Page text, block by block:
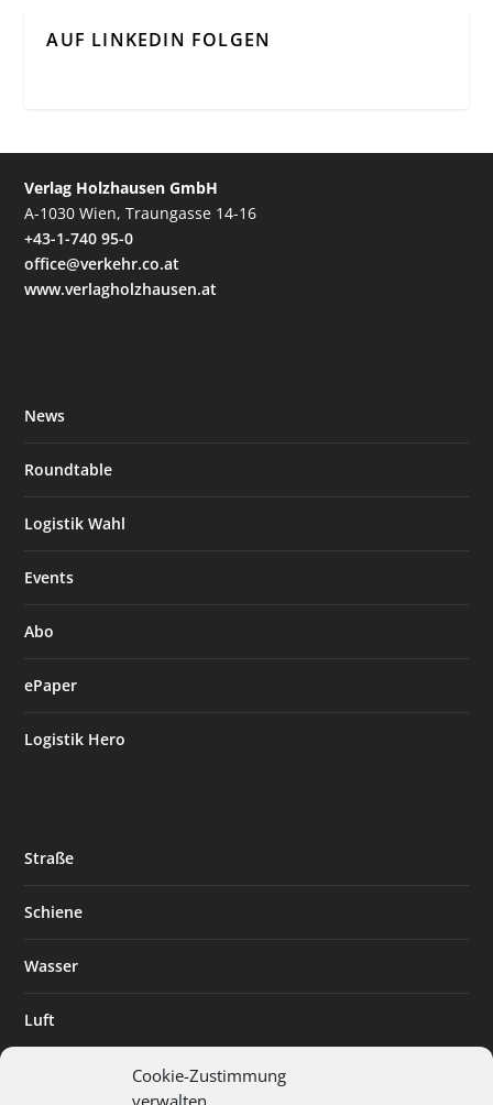
Cookie-Zustimmung
AUF LINKEDIN FOLGEN
Verlag Holzhausen GmbH
A-1030 Wien, Traungasse 14-16
+43-1-740 95-0
office@verkehr.co.at
www.verlagholzhausen.at
News
Roundtable
Logistik Wahl
Events
Abo
ePaper
Logistik Hero
Straße
Schiene
Wasser
Luft